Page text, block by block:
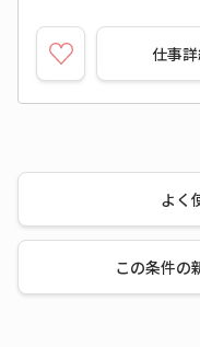
仕事
よく
この条件の